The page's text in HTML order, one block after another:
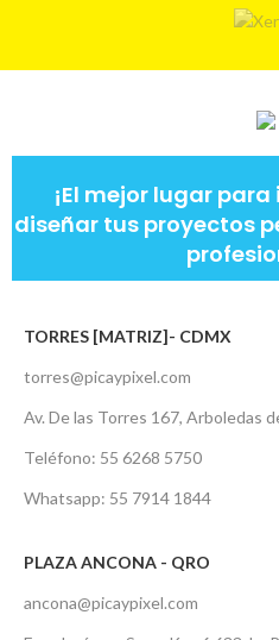
¡El mejor lugar
diseñar tus proyectos
TORRES [MATRIZ]- CDMX
torres@picaypixel.com
Av. De las Torres 167, Arboledas
Teléfono: 55 6268 5750
Whatsapp: 55 7914 1844
PLAZA ANCONA - QRO
ancona@picaypixel.com